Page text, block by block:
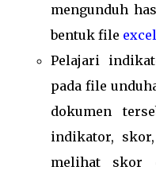
mengunduh
bentuk file excel
Pelajari
pada file
dokumen
indikator,
melihat skor